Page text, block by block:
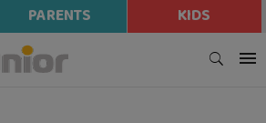
PARENTS KIDS